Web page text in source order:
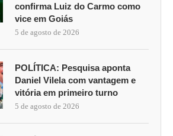
confirma Luiz do Carmo como
vice em Goiás
5 de agosto de 2026
POLÍTICA: Pesquisa aponta
Daniel Vilela com vantagem e
vitória em primeiro turno
5 de agosto de 2026